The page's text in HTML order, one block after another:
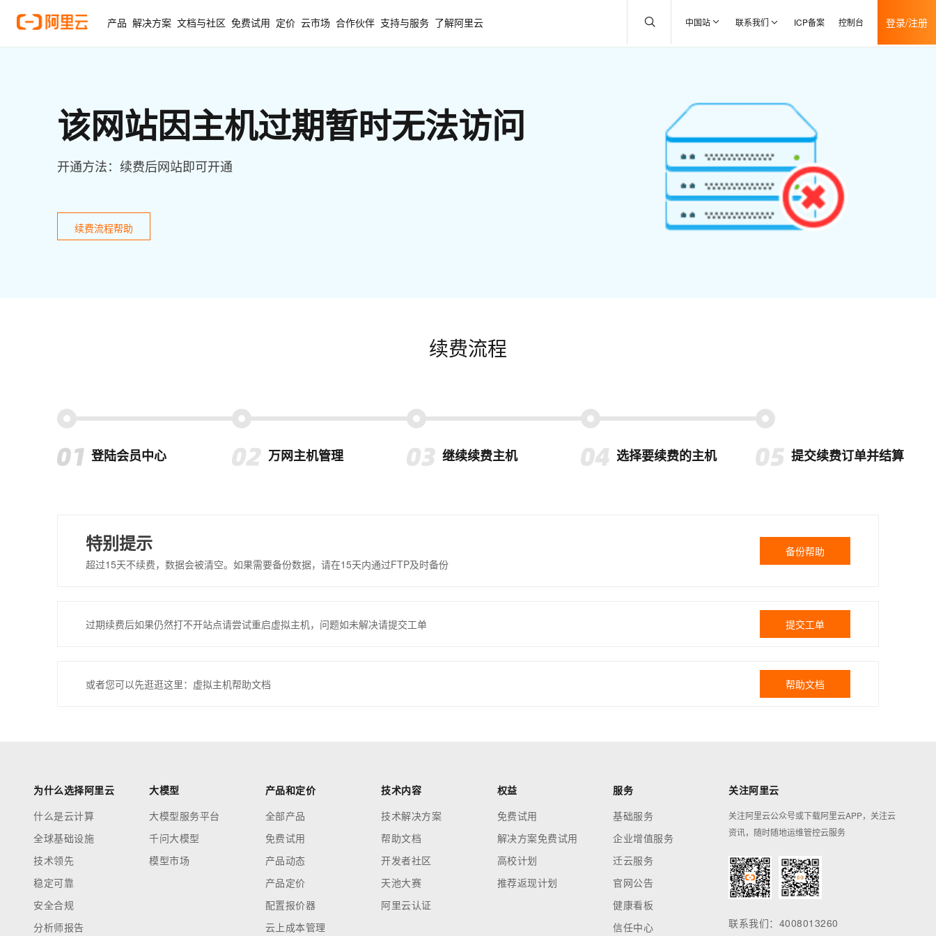
产品 解决方案 文档与社区 免费试用 定价 云市场 合作伙伴 支持与服务 了解阿里云 中国站 联系我们 ICP备案 控制台 登录/注册
该网站因主机过期暂时无法访问
开通方法：续费后网站即可开通
续费流程帮助
续费流程
登陆会员中心 万网主机管理 继续续费主机 选择要续费的主机 提交续费订单并结算
特别提示
超过15天不续费，数据会被清空。如果需要备份数据，请在15天内通过FTP及时备份
备份帮助
过期续费后如果仍然打不开站点请尝试重启虚拟主机，问题如未解决请提交工单 提交工单
或者您可以先逛逛这里：虚拟主机帮助文档 帮助文档